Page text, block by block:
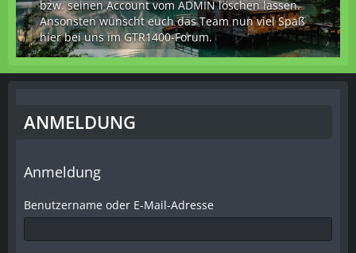
bzw. seinen Account vom ADMIN löschen lassen.
Ansonsten wünscht euch das Team nun viel Spaß
hier bei uns im GTR1400-Forum.
ANMELDUNG
Anmeldung
Benutzername oder E-Mail-Adresse